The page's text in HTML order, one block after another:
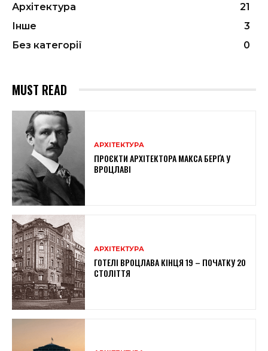
Архітектура
21
Інше
3
Без категорії
0
MUST READ
АРХІТЕКТУРА
ПРОЄКТИ АРХІТЕКТОРА МАКСА БЕРҐА У
ВРОЦЛАВІ
АРХІТЕКТУРА
ГОТЕЛІ ВРОЦЛАВА КІНЦЯ 19 – ПОЧАТКУ 20
СТОЛІТТЯ